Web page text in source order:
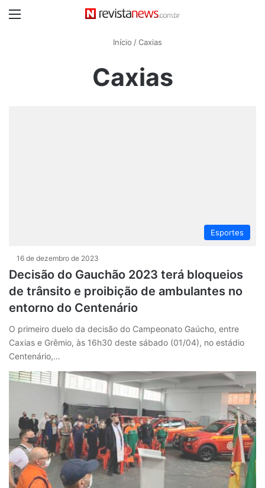
Início /Caxias
Caxias
Esportes
16 de dezembro de 2023
Decisão do Gauchão 2023 terá bloqueios
de trânsito e proibição de ambulantes no
entorno do Centenário
O primeiro duelo da decisão do Campeonato Gaúcho, entre
Caxias e Grêmio, às 16h30 deste sábado (01/04), no estádio
Centenário,…